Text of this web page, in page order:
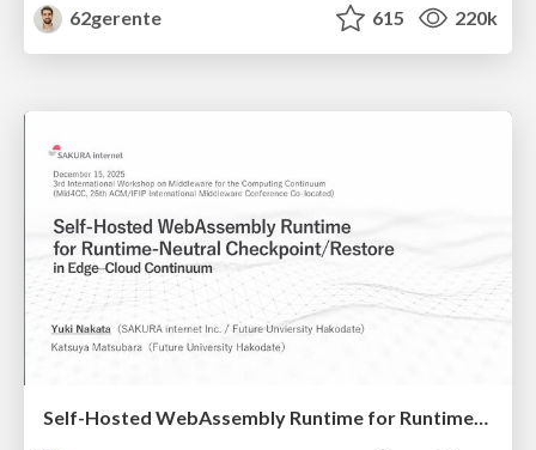
62gerente
615 220k
Self-Hosted WebAssembly Runtime for Runtime-Neutral Checkpoint/Restore in Edge–Cloud Continuum